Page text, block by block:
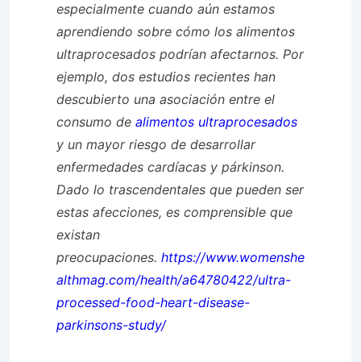
especialmente cuando aún estamos
aprendiendo sobre cómo los alimentos
ultraprocesados ​​podrían afectarnos. Por
ejemplo, dos estudios recientes han
descubierto una asociación entre el
consumo de alimentos ultraprocesados
y un mayor riesgo de desarrollar
enfermedades cardíacas y párkinson.
Dado lo trascendentales que pueden ser
estas afecciones, es comprensible que
existan
preocupaciones. https://www.womenshe
althmag.com/health/a64780422/ultra-
processed-food-heart-disease-
parkinsons-study/